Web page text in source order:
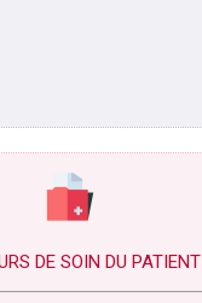
DE SOIN DU PATIENT